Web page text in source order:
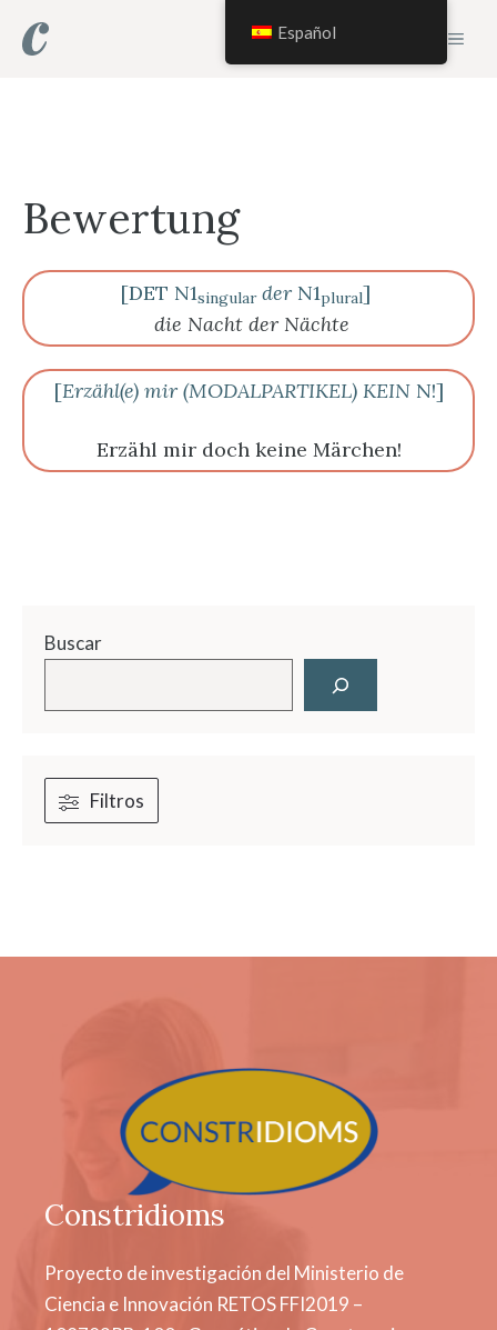
Bewertung
[DET N1singular der N1plural]
die Nacht der Nächte
[Erzähl(e) mir (MODALPARTIKEL) KEIN N!]
Erzähl mir doch keine Märchen!
Buscar
Filtros
Constridioms
Proyecto de investigación del Ministerio de
Ciencia e Innovación RETOS FFI2019 –
Español